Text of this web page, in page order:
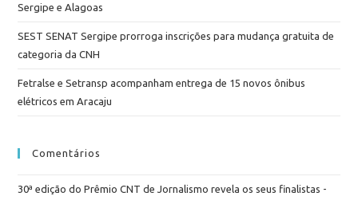
Sergipe e Alagoas
SEST SENAT Sergipe prorroga inscrições para mudança gratuita de
categoria da CNH
Fetralse e Setransp acompanham entrega de 15 novos ônibus
elétricos em Aracaju
Comentários
30ª edição do Prêmio CNT de Jornalismo revela os seus finalistas -